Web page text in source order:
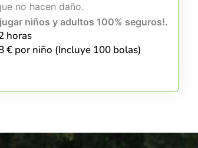
no hacen daño.
niños y adultos 100% seguros!.
horas
€ por niño (Incluye 100 bolas)